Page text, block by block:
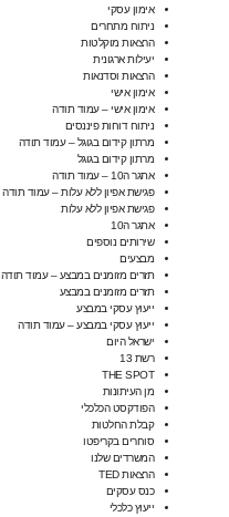
אימון עסקי
ניתוח מתחרים
הרצאות מוקלטות
יעילות ארגונית
הרצאות וסדנאות
אימון אישי
אימון אישי – עמוד תודה
ניתוח דוחות פיננסים
מרתון קידום בגוגל – עמוד תודה
מרתון קידום בגוגל
אתגר ה10 – עמוד תודה
פגישת אפיון ללא עלות – עמוד תודה
פגישת אפיון ללא עלות
אתגר ה10
שירותים נוספים
מבצעים
תזרים מזומנים במבצע – עמוד תודה
תזרים מזומנים במבצע
ייעוץ עסקי במבצע
ייעוץ עסקי במבצע – עמוד תודה
ישראל היום
רשת 13
THE SPOT
מן העיתונות
הפודקסט הכלכלי
קבלת החלטות
סוחרים בקריפטו
המשרדים שלנו
הרצאות TED
כנס עסקים
ייעוץ כלכלי